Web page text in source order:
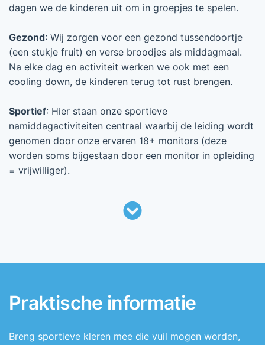
dagen we de kinderen uit om in groepjes te spelen.
Gezond: Wij zorgen voor een gezond tussendoortje
(een stukje fruit) en verse broodjes als middagmaal.
Na elke dag en activiteit werken we ook met een
cooling down, de kinderen terug tot rust brengen.
Sportief: Hier staan onze sportieve
namiddagactiviteiten centraal waarbij de leiding wordt
genomen door onze ervaren 18+ monitors (deze
worden soms bijgestaan door een monitor in opleiding
= vrijwilliger).
Praktische informatie
Breng sportieve kleren mee die vuil mogen worden,